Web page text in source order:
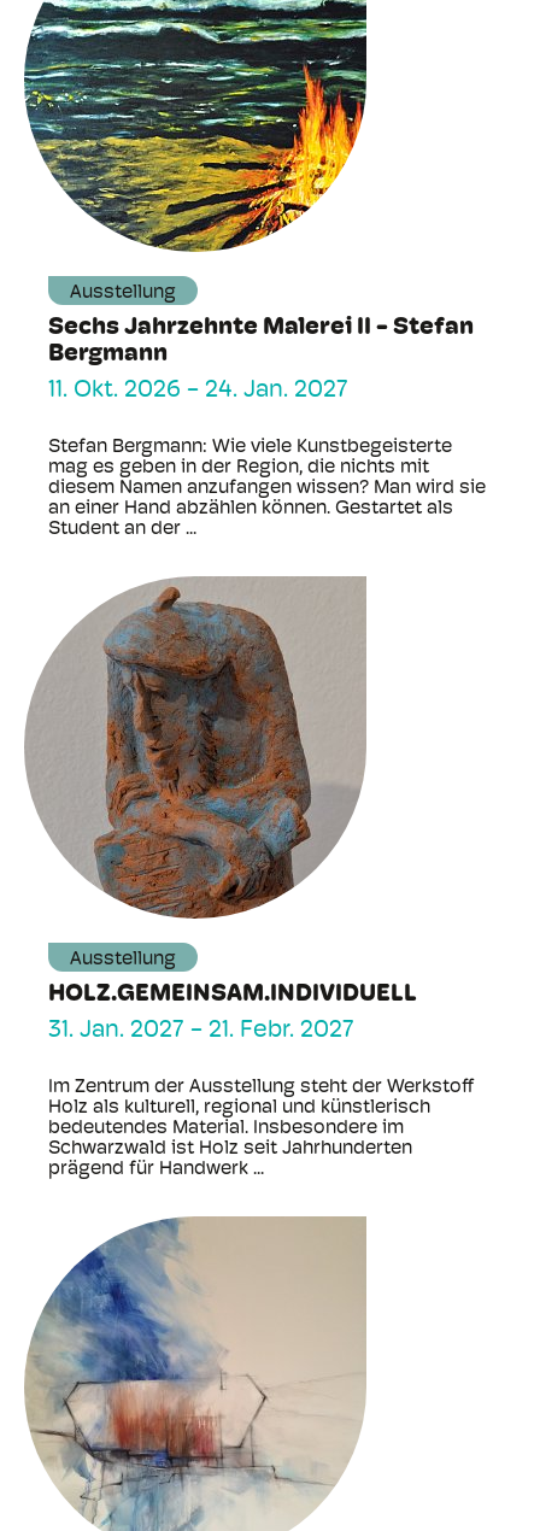
Ausstellung
Sechs Jahrzehnte Malerei II - Stefan
Bergmann
11. Okt. 2026 - 24. Jan. 2027
Stefan Bergmann: Wie viele Kunstbegeisterte
mag es geben in der Region, die nichts mit
diesem Namen anzufangen wissen? Man wird sie
an einer Hand abzählen können. Gestartet als
Student an der ...
Ausstellung
HOLZ.GEMEINSAM.INDIVIDUELL
31. Jan. 2027 - 21. Febr. 2027
Im Zentrum der Ausstellung steht der Werkstoff
Holz als kulturell, regional und künstlerisch
bedeutendes Material. Insbesondere im
Schwarzwald ist Holz seit Jahrhunderten
prägend für Handwerk ...